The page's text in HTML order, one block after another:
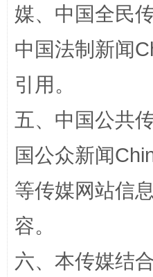
招工难、用工荒背
媒、中国全民
中国法制新闻
引用。
五、中国公共
国公众新闻
等传媒网站信
容。
六、本传媒结